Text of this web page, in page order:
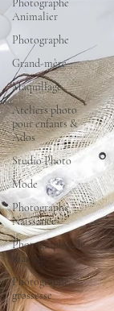
Photographe
Animalier
Photographe
Grand-mère
Maquillage
Ateliers photo
pour enfants &
Ados
Studio Photo
Mode
Photographe
Naissance
Photographie de
mariage
Photographe
grossesse